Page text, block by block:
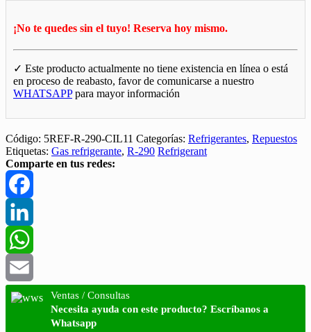
¡No te quedes sin el tuyo! Reserva hoy mismo.
✓ Este producto actualmente no tiene existencia en línea o está
en proceso de reabasto, favor de comunicarse a nuestro
WHATSAPPpara mayor información
Código: 5REF-R-290-CIL11 Categorías: Refrigerantes, Repuestos
Etiquetas: Gas refrigerante, R-290 Refrigerant
Comparte en tus redes:
Facebook
LinkedIn
WhatsApp
Email
Ventas / Consultas
Necesita ayuda con este producto? Escríbanos a
Whatsapp